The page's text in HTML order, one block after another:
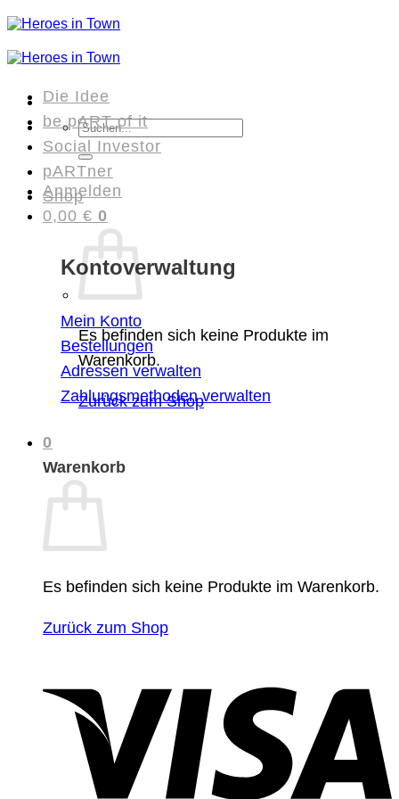
Zum
Inhalt
Suchen
nach:
Anmelden
0,00 € 0
Es befinden sich keine Produkte im
Warenkorb.
Zurück zum Shop
0
Warenkorb
Es befinden sich keine Produkte im Warenkorb.
Zurück zum Shop
Die Idee
be pART of it
Social Investor
pARTner
Shop
Kontoverwaltung
Mein Konto
Bestellungen
Adressen verwalten
Zahlungsmethoden verwalten